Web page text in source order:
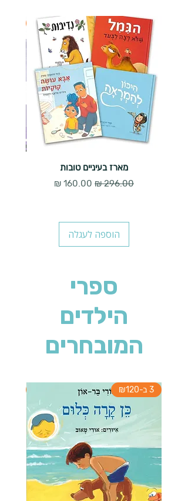
מארז בעיניים טובות
מחיר רגיל
מחיר מבצע
הוספה לעגלה
ספרי
הילדים
המובחרים
3 ב-₪120